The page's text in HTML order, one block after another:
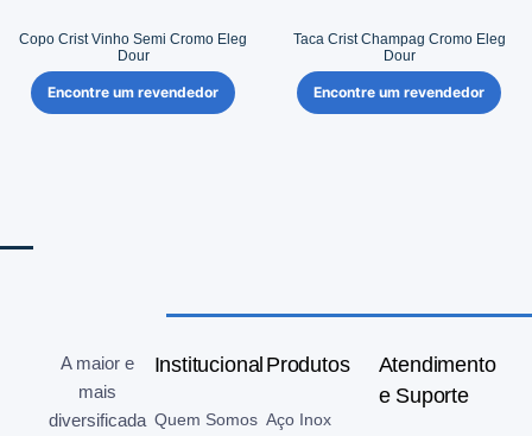
Copo Crist Vinho Semi Cromo Eleg
Dour
Encontre um revendedor
Taca Crist Champag Cromo Eleg
Dour
Encontre um revendedor
A maior e
mais
diversificada
Institucional
Quem Somos
Produtos
Aço Inox
Atendimento
e Suporte